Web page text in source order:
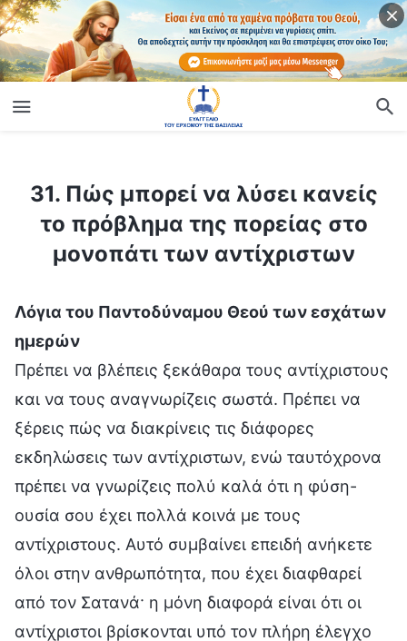
31. Πώς μπορεί να λύσει κανείς
το πρόβλημα της πορείας στο
μονοπάτι των αντίχριστων
Λόγια του Παντοδύναμου Θεού των εσχάτων
ημερών
Πρέπει να βλέπεις ξεκάθαρα τους αντίχριστους και να τους αναγνωρίζεις σωστά. Πρέπει να ξέρεις πώς να διακρίνεις τις διάφορες εκδηλώσεις των αντίχριστων, ενώ ταυτόχρονα πρέπει να γνωρίζεις πολύ καλά ότι η φύση-ουσία σου έχει πολλά κοινά με τους αντίχριστους. Αυτό συμβαίνει επειδή ανήκετε όλοι στην ανθρωπότητα, που έχει διαφθαρεί από τον Σατανά· η μόνη διαφορά είναι ότι οι αντίχριστοι βρίσκονται υπό τον πλήρη έλεγχο του Σατανά, έχουν γίνει συνεργοί του και μιλάνε εκ μέρους του. Κι εσύ ανήκεις στη διεφθαρμένη ανθρωπότητα, αλλά μπορείς να αποδεχθείς την αλήθεια και έχεις ελπίδα να σωθείς. Όσον αφορά την ουσία, ωστόσο, έχεις πολλά κοινά με τους αντίχριστους, έχετε τις ίδιες μεθόδους και τους ίδιους στόχους. Η μόνη διαφορά ανάμεσα σ’ εσένα και τους αντίχριστους είναι ότι, μόλις ακούσεις την αλήθεια και παρακολουθήσεις τα κηρύγματα, μπορείς ν’ αλλάξεις πορεία, και το ότι μπορείς ν’ αλλάξεις πορεία καθορίζει ότι έχεις ελπίδα να σωθείς. Γι’ αυτό, όταν εκθέτω αντίχριστους, θα πρέπει επίσης να κάνεις σύγκριση και να αναγνωρίζεις τι κοινά έχεις εσύ με τους αντίχριστους, καθώς και ποιες εκδηλώσεις, διαθέσεις και πτυχές της ουσίας μοιράζεσαι μαζί τους. Δεν θα γνωρίσεις καλύτερα τον εαυτό σου αν το κάνεις αυτό; Αν νιώθεις συνεχώς ανταγωνιστικός, αν πιστεύεις ότι δεν είσαι αντίχριστος, αν μισείς σφόδρα τους αντίχριστους και δεν είσαι διατεθειμένος να κάνεις αυτήν τη σύγκριση ή να κάνεις αυτοκριτική και να κατανοήσεις ποιο μονοπάτι ακολουθείς, τι συνέπειες θα έχει όλο αυτό; Αν έχεις σατανική διάθεση, είναι πολύ πιθανό να γίνεις αντίχριστος. Αυτό συμβαίνει επειδή κανένας αντίχριστος δεν προσπαθεί επίτηδες να γίνει αντίχριστος, αλλά γίνεται· φταίει το ότι δεν επιδιώκει την αλήθεια, κι έτσι αυτόματα καταλήγει να ακολουθεί το μονοπάτι ενός αντίχριστου. Αντίχριστοι δεν είναι όλοι αυτοί στον θρησκευτικό κόσμο που δεν αγαπούν την αλήθεια; Κάθε άνθρωπος που δεν κάνει αυτοκριτική και δεν κατανοεί τη φύση-ουσία του, και πιστεύει στον Θεό σύμφωνα με τις αντιλήψεις και τις φαντασιοκοπίες του, είναι αντίχριστος. Μόλις πάρεις το μονοπάτι ενός αντίχριστου, μόλις κερδίσεις θέση, και σε συνδυασμό με το γεγονός ότι έχεις κάποια χαρίσματα και γνώσεις και όλοι σε θαυμάζουν, τότε, όσο περισσότερο καιρό εργάζεσαι, θα αποκτάς τελικά και μια θέση στις καρδιές των ανθρώπων. Και όσο το έργο για το οποίο είσαι υπεύθυνος γίνεται ευρύτερο, καταλήγεις να ηγείσαι όλο και περισσότερων ανθρώπων, κερδίζεις όλο και περισσότερο πλεονέκτημα, και τότε γίνεσαι σωστός Παύλος. Όλα αυτά γίνονται με τη θέλησή σου; Δεν σχεδίασες να ακολουθήσεις αυτό το μονοπάτι· πώς, όμως, κατέληξες να πάρεις, χωρίς να το γνωρίζεις, το μονοπάτι ενός αντίχριστου; Ένας σημαντικός λόγος είναι ότι, αν δεν επιδιώκεις την αλήθεια, είναι εντελώς βέβαιο ότι θα επιδιώξεις τη θέση και το κύρος, θα ασχοληθείς με τις δικές σου δουλειές, και στο τέλος, χωρίς να το αντιληφθείς, θα καταλήξεις να ακολουθείς το μονοπάτι ενός αντίχριστου. Αν οι άνθρωποι που ακολουθούν το μονοπάτι ενός αντίχριστου δεν αλλάξουν εγκαίρως πορεία, τότε, όταν κερδίσουν θέση, είναι πολύ πιθανό να γίνουν αντίχριστοι· αυτό είναι το αναπόφευκτο αποτέλεσμα. Αν δεν βλέπουν καθαρά αυτό το ζήτημα, τότε βρίσκονται σε κίνδυνο, επειδή όλοι έχουν διεφθαρμένες διαθέσεις και όλοι αγαπούν τη φήμη και τη θέση· αν δεν αγαπούν την αλήθεια, τότε είναι πολύ επιρρεπείς στο να εκπέσουν εξαιτίας της φήμης και της θέσης. Χωρίς την κρίση και την παίδευση του Θεού, όλοι θα ακολουθούσαν το μονοπάτι ενός αντίχριστου και θα εξέπιπταν εξαιτίας της φήμης και της θέσης, κι αυτό δεν μπορεί να το αρνηθεί κανείς. Λες: «Έχω αυτές τις αποκαλύψεις πότε πότε μόνο· είναι απλώς προσωρινές εκδηλώσεις. Παρόλο που έχω την ίδια ουσία με τους αντίχριστους, αυτό που με διακρίνει ακόμα απ’ αυτούς είναι ότι δεν έχω τόσο μεγάλες φιλοδοξίες όσο αυτοί. Επίσης, όταν κάνω το καθήκον μου, κάνω συνεχώς αυτοκριτική, νιώθω μεταμέλεια και αναζητώ την αλήθεια, και ενεργώ σύμφωνα με τις αλήθεια-αρχές. Κρίνοντας από τη συμπεριφορά μου, δεν είμαι αντίχριστος και δεν θέλω να γίνω, επομένως δεν υπάρχει περίπτωση να γίνω αντίχριστος». Μπορεί να μην είσαι αντίχριστος αυτήν τη στιγμή, αλλά μπορείς να διασφαλίσεις ότι δεν πρόκειται να ακολουθήσεις το μονοπάτι ενός αντίχριστου και να γίνεις αντίχριστος; Μπορείς να εγγυηθείς κάτι τέτοιο; Όχι, δεν μπορείς. Πώς, λοιπόν, γίνεται να εγγυηθείς γι’ αυτό; Ο ένας και μοναδικός τρόπος είναι να επιδιώξεις την αλήθεια. Και πώς, λοιπόν, θα επιδιώξεις την αλήθεια; Έχεις τρόπο να το κάνεις; Πρώτα, πρέπει να παραδεχτείς το γεγονός ότι μοιράζεσαι την ίδια διάθεση και ουσία με τους αντίχριστους. Παρότι δεν είσαι αντίχριστος αυτήν τη στιγμή, τι είναι για σένα ό,τι πιο θανάσιμο και επικίνδυνο; Το ότι κατέχεις την ίδια φύση-ουσία με τους αντίχριστους. Είναι καλό αυτό για σένα; (Όχι.) Σε καμία περίπτωση. Είναι θανάσιμο. Γι’ αυτό, όταν ακούς τα κηρύγματα που εκθέτουν τις διάφορες εκδηλώσεις των αντίχριστων, μη νομίζεις πως όλα αυτά δεν σε αφορούν καθόλου· αυτή είναι η λάθος στάση. Άρα, τι είδους στάση πρέπει να κρατήσεις ώστε να αποδεχθείς αυτά τα γεγονότα και τις εκδηλώσεις; Σύγκρινε τον εαυτό σου μαζί τους, παραδέξου ότι έχεις τη φύση-ουσία ενός αντίχριστου, και μετά εξέτασε τον εαυτό σου για να βρεις ποιες από τις εκδηλώσεις και τις αποκαλύψεις σου είναι πανομοιότυπες μ’ αυτές των αντίχριστων. Αναγνώρισε πρώτα αυτό το γεγονός· μην προσπαθείς να μεταμφιεστείς ή να συγκαλυφθείς. Το μονοπάτι όπου βαδίζεις είναι το μονοπάτι ενός αντίχριστου, οπότε τα γεγονότα συνηγορούν στο ότι είσαι αντίχριστος· απλώς, ο οίκος του Θεού δεν σε έχει ορίσει ακόμα ως τέτοιον, και σου δίνει μια ευκαιρία να μετανοήσεις, αυτό είναι όλο. Το καταλαβαίνεις αυτό; Αποδέξου και παραδέξου πρώτα αυτό το γεγονός, κι αυτό που πρέπει να κάνεις μετά είναι να προσέλθεις ενώπιον του Θεού και να Του ζητήσεις να σε πειθαρχήσει και να σε χαλιναγωγήσει. Μη φεύγεις από το φως της παρουσίας Του και μην εγκαταλείπεις την προστασία Του· έτσι, η συνείδηση και η λογική σου θα χαλιναγωγούν την κάθε σου ενέργεια, ενώ τα λόγια του Θεού θα σε φωτίζουν, θα σε καθοδηγούν και θα σε κρατούν υπό έλεγχο. Επιπλέον, το έργο του Αγίου Πνεύματος θα σε καθοδηγεί, θα κάνει ρυθμίσεις ώστε οι άνθρωποι, τα γεγονότα και τα πράγματα γύρω σου να λειτουργούν ως προειδοποιήσεις για σένα και να σε πειθαρχούν. Πώς σε προειδοποιεί ο Θεός; Ο Θεός δρα με πολλούς τρόπους. Κάποιες φορές, θα σε κάνει να νιώσεις ένα γνώριμο αίσθημα, το οποίο θα σου δώσει τη δυνατότητα να συνειδητοποιήσεις ξεκάθαρα ότι χρειάζεσαι χαλιναγώγηση, ότι δεν μπορείς να ενεργείς πεισματικά, ότι, αν σφάλεις, θα Τον ντροπιάσεις και θα γελοιοποιηθείς, κι έτσι αυτοσυγκρατείσαι. Δεν σε προστατεύει έτσι ο Θεός; Αυτός είναι ένας τρόπος. Κάποιες φορές, ο Θεός θα σε επιπλήξει μέσα σου και θα σου παρουσιάσει ξεκάθαρα λόγια που θα σου λένε ότι μια τέτοια πράξη είναι ντροπιαστική, ότι Εκείνος την απεχθάνεται κι ότι είναι καταραμένη· σε επιπλήττει, δηλαδή, με ξεκάθαρα λόγια, ώστε να τα συγκρίνεις με τον εαυτό σου. Τι στόχο έχει ο Θεός όταν σε επιπλήττει μ’ αυτόν τον τρόπο; Θέλει να κάνει τη συνείδησή σου να νιώσει κάτι· όταν το νιώσεις αυτό, θα λάβεις υπόψη τον αντίκτυπο, τις συνέπειες και το αίσθημα ντροπής που έχεις, και θα δείξεις αυτοσυγκράτηση στις ενέργειες και τις πρακτικές σου. Μόλις αποκτήσεις πολλά τέτοια βιώματα, θα δεις πως, παρότι αυτές οι διεφθαρμένες διαθέσεις είναι ριζωμένες μέσα στους ανθρώπους, όταν εκείνοι καταφέρουν να αποδεχθούν την αλήθεια και να δουν ξεκάθαρα την αλήθεια των διεφθαρμένων διαθέσεών τους, τότε μπορούν να επαναστατήσουν συνειδητά ενάντια στη σάρκα· όταν οι άνθρωποι μπορέσουν να κάνουν πράξη την αλήθεια, η σατανική διάθεσή τους καθαίρεται κι αλλάζει. Η σατανική διάθεση του ανθρώπου δεν είναι ούτε άτρωτη ούτε αμετάβλητη· όταν καταφέρεις να αποδεχθείς την αλήθεια και να την κάνεις πράξη, η σατανική διάθεσή σου θα διασπαστεί φυσικά και θα αντικατασταθεί. Μόλις δεις πόσο γλυκό είναι να κάνεις πράξη την αλήθεια, θα σκεφτείς: «Ήμουν τόσο ξεδιάντροπος πριν. Όσο απροκάλυπτα κι αν μιλούσα, όπως κι αν εξύψωνα τον εαυτό μου για να κάνω τους άλλους να με λατρέψουν, ούτε ένιωθα ντροπή ούτε και το αντιλαμβανόμουν μετά. Τώρα νιώθω ότι ήταν λάθος να ενεργώ έτσι κι ότι έγινα ρεζίλι, κι αισθάνομαι σαν να είναι στραμμένα πάνω μου χίλια μάτια». Αυτό είναι έργο του Θεού. Σου δίνει ένα αίσθημα για να νιώσεις σαν να επιπλήττεις τον εαυτό σου, και μετά να μην μπορείς να διαπράξεις κακό ούτε να παραμείνεις στο δικό σου μονοπάτι. Χωρίς να το συνειδητοποιείς, όλο και λιγότερο εξυψώνεις τον εαυτό σου και μαρτυράς περί αυτού, όλο και περισσότερο αυτοσυγκρατείσαι, όλο και περισσότερο νιώθεις πως, όταν ενεργείς μ’ αυτόν τον τρόπο, η καρδιά σου είναι ήρεμη και η συνείδησή σου γαλήνια· έτσι ζεις στο φως, και δεν χρειάζεται πια να αγωνιάς ή να λες ψέματα και ευχάριστα λόγια για να καμουφλαριστείς. Στο παρελθόν, έλεγες ψέματα κάθε μέρα, όλη μέρα, για να προστατεύσεις τη φήμη σου. Κάθε φορά που έλεγες ένα ψέμα, έπρεπε μετά να το συνεχίσεις, από φόβο μην αποκαλυφθεί η στρατηγική σου. Αυτό είχε ως αποτέλεσμα να λες όλο και περισσότερα ψέματα, και μετά να καταβάλλεις μεγάλη προσπάθεια και να στύβεις το μυαλό σου για να τα συνεχίζεις· η ζωή που ζούσες δεν έμοιαζε ούτε με τη ζωή των ανθρώπων ούτε με τη ζωή των δαιμόνων, κι ήταν τόσο εξαντλητική! Τώρα πλέον προσπαθείς να είσαι ένας ειλικρινής άνθρωπος, και μπορείς να ανοίγεις την καρδιά σου και να λες λόγια αληθινά. Δεν έχεις καμία ανάγκη να λες ψέματα και να τα συνεχίζεις καθημερινά, τα ψέματα δεν σε περιορίζουν πια, υποφέρεις πολύ λιγότερο, ζεις μια ζωή όλο και πιο ξεκούραστη, ελεύθερη και απελευθερωμένη, απολαμβάνοντας συναισθήματα γαλήνης και χαράς βαθιά μέσα σου· γεύεσαι τη γλύκα που έχει αυτή η ζωή. Κι ενώ γεύεσαι τη γλύκα αυτής της ζωής, ο εσωτερικός σου κόσμος δεν είναι πια απατηλός, ούτε μοχθηρός και ψεύτικος. Αντ’ αυτού, είσαι πλέον διατεθειμένος να προσέλθεις ενώπιον του Θεού, προσεύχεσαι σ’ Αυτόν και αναζητάς την αλήθεια όταν έχεις πρόβλημα, μπορείς και συζητάς το πρόβλημα με τους άλλους, και δεν ενεργείς πια μονόπλευρα ή αυθαίρετα. Νιώθεις όλο και περισσότερο πως ο τρόπος με τον οποίο ενεργούσες ήταν αξιοκαταφρόνητος, και δεν θ